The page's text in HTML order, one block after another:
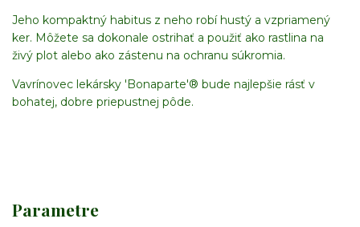
Jeho kompaktný habitus z neho robí hustý a vzpriamený
ker. Môžete sa dokonale ostrihať a použiť ako rastlina na
živý plot alebo ako zástenu na ochranu súkromia.
Vavrínovec lekársky 'Bonaparte'® bude najlepšie rásť v
bohatej, dobre priepustnej pôde.
Parametre